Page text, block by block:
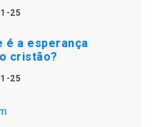
25
é a esperança
cristão?
25